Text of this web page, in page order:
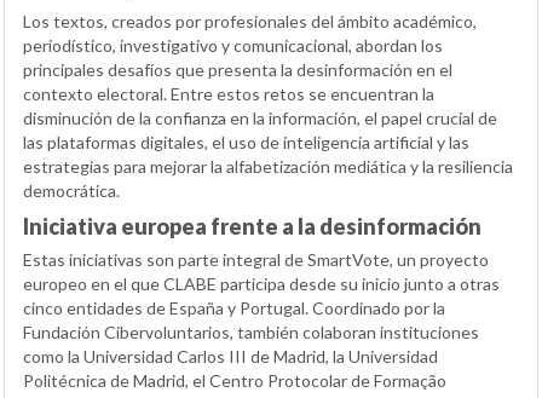
Los textos, creados por profesionales del ámbito académico,
periodístico, investigativo y comunicacional, abordan los
principales desafíos que presenta la desinformación en el
contexto electoral. Entre estos retos se encuentran la
disminución de la confianza en la información, el papel crucial de
las plataformas digitales, el uso de inteligencia artificial y las
estrategias para mejorar la alfabetización mediática y la resiliencia
democrática.
Iniciativa europea frente a la desinformación
Estas iniciativas son parte integral de SmartVote, un proyecto
europeo en el que CLABE participa desde su inicio junto a otras
cinco entidades de España y Portugal. Coordinado por la
Fundación Cibervoluntarios, también colaboran instituciones
como la Universidad Carlos III de Madrid, la Universidad
Politécnica de Madrid, el Centro Protocolar de Formação